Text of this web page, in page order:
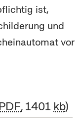
ist,
und
vor
PDF, 1401 kb